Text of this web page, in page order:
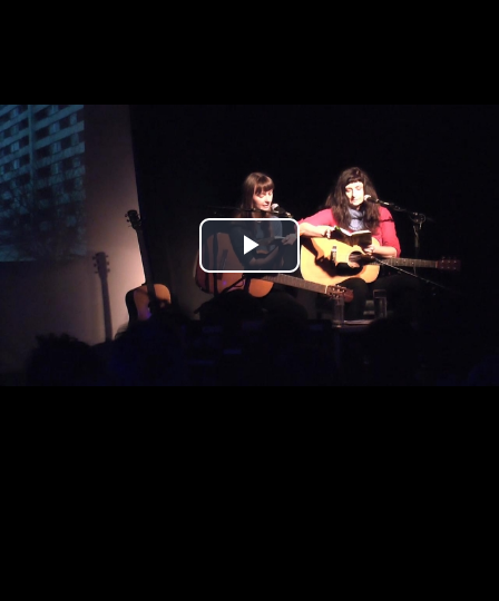
Play
Video